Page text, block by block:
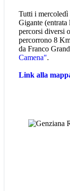
Tutti i mercoledì
Gigante
percorsi diversi
percorrono 8
da Franco
Camena".
Link alla